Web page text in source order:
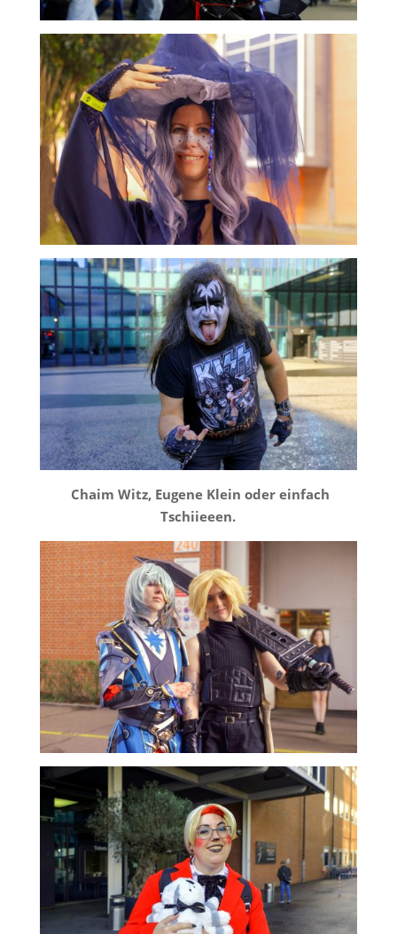
Chaim Witz, Eugene Klein oder einfach
Tschiieeen.